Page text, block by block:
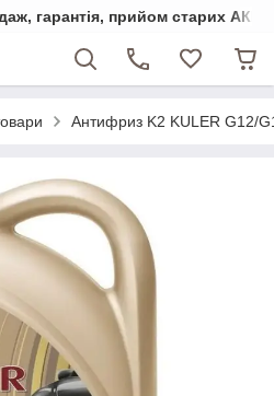
гарантія, прийом старих АКБ
Антифриз K2 KULER G12/